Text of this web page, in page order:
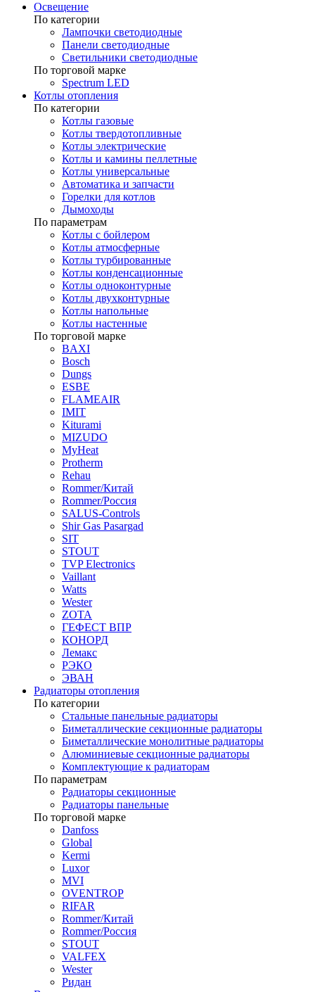
Освещение
По категории
Лампочки светодиодные
Панели светодиодные
Светильники светодиодные
По торговой марке
Spectrum LED
Котлы отопления
По категории
Котлы газовые
Котлы твердотопливные
Котлы электрические
Котлы и камины пеллетные
Котлы универсальные
Автоматика и запчасти
Горелки для котлов
Дымоходы
По параметрам
Котлы с бойлером
Котлы атмосферные
Котлы турбированные
Котлы конденсационные
Котлы одноконтурные
Котлы двухконтурные
Котлы напольные
Котлы настенные
По торговой марке
BAXI
Bosch
Dungs
ESBE
FLAMEAIR
IMIT
Kiturami
MIZUDO
MyHeat
Protherm
Rehau
Rommer/Китай
Rommer/Россия
SALUS-Controls
Shir Gas Pasargad
SIT
STOUT
TVP Electronics
Vaillant
Watts
Wester
ZOTA
ГЕФЕСТ ВПР
КОНОРД
Лемакс
РЭКО
ЭВАН
Радиаторы отопления
По категории
Стальные панельные радиаторы
Биметаллические секционные радиаторы
Биметаллические монолитные радиаторы
Алюминиевые секционные радиаторы
Комплектующие к радиаторам
По параметрам
Радиаторы секционные
Радиаторы панельные
По торговой марке
Danfoss
Global
Kermi
Luxor
MVI
OVENTROP
RIFAR​
Rommer/Китай
Rommer/Россия
STOUT
VALFEX
Wester
Ридан